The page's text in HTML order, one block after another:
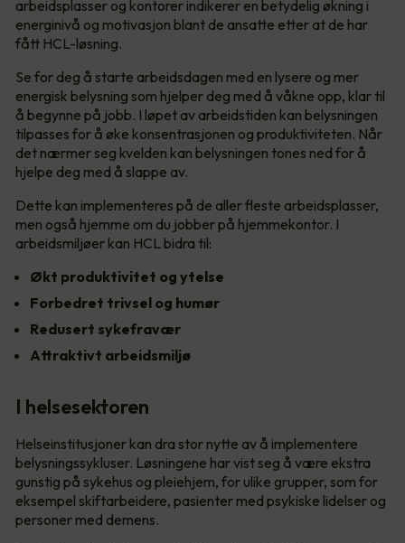
arbeidsplasser og kontorer indikerer en betydelig økning i
energinivå og motivasjon blant de ansatte etter at de har
fått HCL-løsning.
Se for deg å starte arbeidsdagen med en lysere og mer
energisk belysning som hjelper deg med å våkne opp, klar til
å begynne på jobb. I løpet av arbeidstiden kan belysningen
tilpasses for å øke konsentrasjonen og produktiviteten. Når
det nærmer seg kvelden kan belysningen tones ned for å
hjelpe deg med å slappe av.
Dette kan implementeres på de aller fleste arbeidsplasser,
men også hjemme om du jobber på hjemmekontor. I
arbeidsmiljøer kan HCL bidra til:
Økt produktivitet og ytelse
Forbedret trivsel og humør
Redusert sykefravær
Attraktivt arbeidsmiljø
I helsesektoren
Helseinstitusjoner kan dra stor nytte av å implementere
belysningssykluser. Løsningene har vist seg å være ekstra
gunstig på sykehus og pleiehjem, for ulike grupper, som for
eksempel skiftarbeidere, pasienter med psykiske lidelser og
personer med demens.